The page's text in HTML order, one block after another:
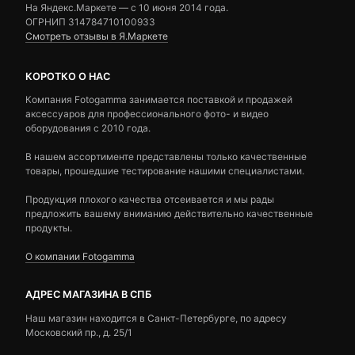
На Яндекс.Маркете — c 10 июня 2014 года.
ОГРНИП 314784710100933
Смотреть отзывы в Я.Маркете
КОРОТКО О НАС
Компания Fotogamma занимается поставкой и продажей
аксессуаров для профессионального фото- и видео
оборудования с 2010 года.
В нашем ассортименте представлены только качественные
товары, прошедшие тестирование нашими специалистами.
Продукция плохого качества отсеивается и мы рады
предложить вашему вниманию действительно качественные
продукты.
О компании Fotogamma
АДРЕС МАГАЗИНА В СПБ
Наш магазин находится в Санкт-Петербурге, по адресу
Московский пр., д. 25/1